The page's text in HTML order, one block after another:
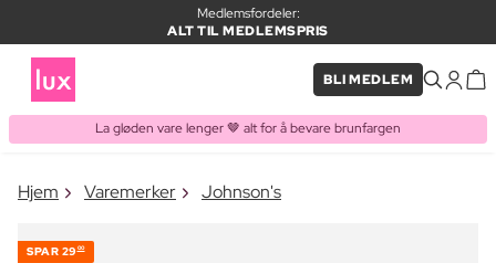
Medlemsfordeler:
ALT TIL MEDLEMSPRIS
BLI MEDLEM
La gløden vare lenger 🤎 alt for å bevare brunfargen
VARE LAGT I HANDLEKURVEN
Hjem Varemerker Johnson's
SPAR 29 00